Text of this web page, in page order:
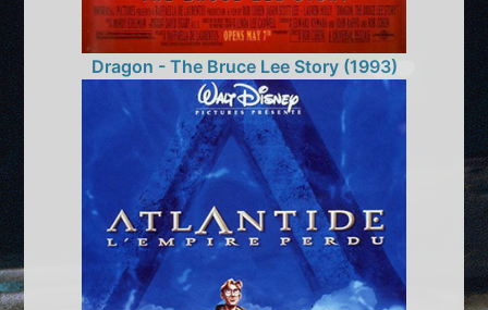
Dragon - The Bruce Lee Story (1993)